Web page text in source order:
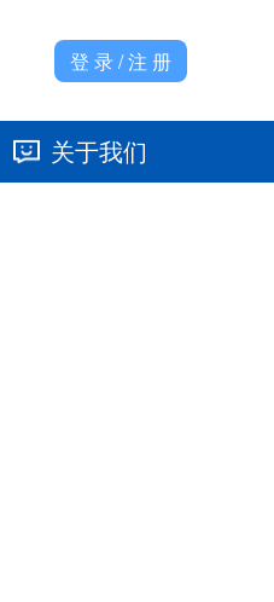
登 录 / 注 册
关于我们